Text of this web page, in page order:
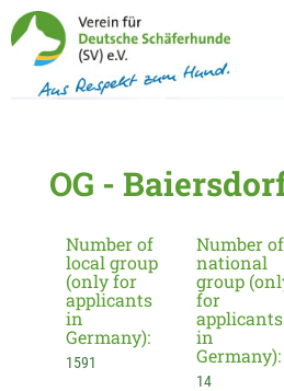
OG -
Number of
local group
(only for
applicants
in
Germany):
1591
Number of
national
group
for
applicants
in
Germany):
14